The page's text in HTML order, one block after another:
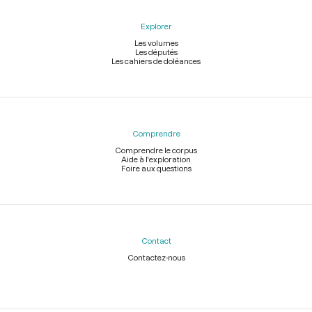
Explorer
Les volumes
Les députés
Les cahiers de doléances
Comprendre
Comprendre le corpus
Aide à l'exploration
Foire aux questions
Contact
Contactez-nous
Légal